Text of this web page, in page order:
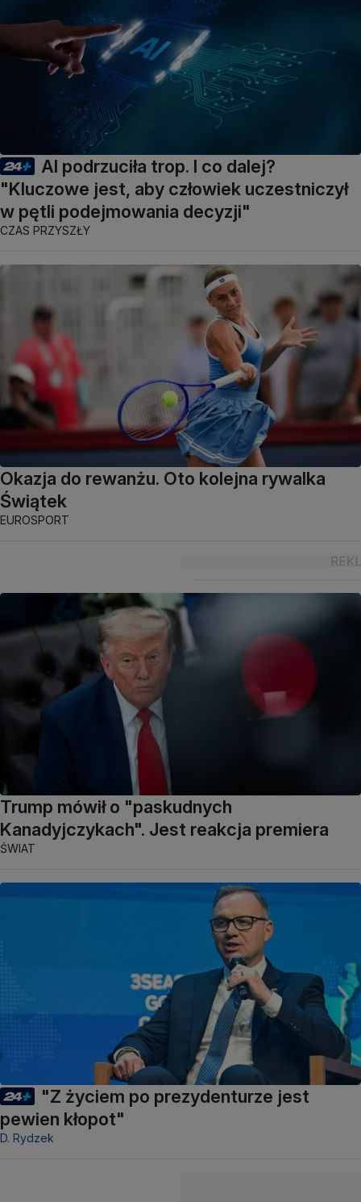
AI podrzuciła trop. I co dalej?
"Kluczowe jest, aby człowiek uczestniczył
w pętli podejmowania decyzji"
CZAS PRZYSZŁY
Okazja do rewanżu. Oto kolejna rywalka
Świątek
EUROSPORT
Trump mówił o "paskudnych
Kanadyjczykach". Jest reakcja premiera
ŚWIAT
"Z życiem po prezydenturze jest
pewien kłopot"
D. Rydzek